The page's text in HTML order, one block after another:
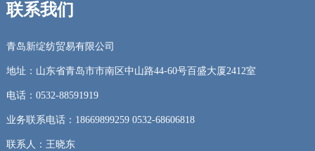
联系我们
青岛新绽纺贸易有限公司
地址：山东省青岛市市南区中山路44-60号百盛大厦2412室
电话：0532-88591919
业务联系电话：18669899259 0532-68606818
联系人：王晓东